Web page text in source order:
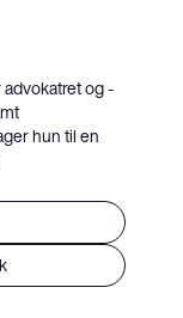
advokatret og -
hun til en